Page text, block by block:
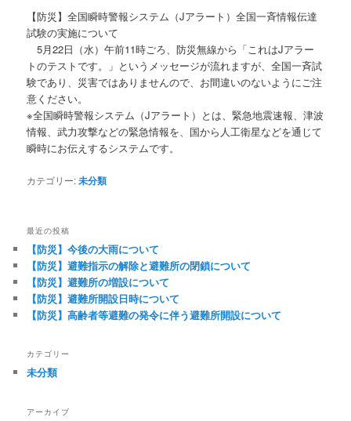
【防災】全国瞬時警報システム（Jアラート）全国一斉情報伝達
試験の実施について
5月22日（水）午前11時ごろ、防災無線から「これはJアラー
トのテストです。」というメッセージが流れますが、全国一斉試
験であり、災害ではありませんので、お間違いのないようにご注
意ください。
※全国瞬時警報システム（Jアラート）とは、緊急地震速報、津波
情報、武力攻撃などの緊急情報を、国から人工衛星などを通じて
瞬時にお伝えするシステムです。
カテゴリー:未分類
最近の投稿
【防災】今後の大雨について
【防災】避難指示の解除と避難所の閉鎖について
【防災】避難所の増設について
【防災】避難所開設日時について
【防災】高齢者等避難の発令に伴う避難所開設について
カテゴリー
未分類
アーカイブ